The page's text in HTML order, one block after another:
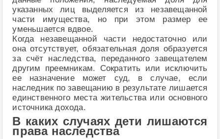
указанных лиц выделяется из незавещанной
части имущества, но при этом размер ее
уменьшается вдвое.
Когда незавещанной части недостаточно или
она отсутствует, обязательная доля образуется
за счёт наследства, переданного завещателем
другим преемникам. Сократить или исключить
ее назначение может суд, в случае, если
наследник по завещанию в результате лишается
единственного места жительства или основного
источника дохода.
В каких случаях дети лишаются
права наследства